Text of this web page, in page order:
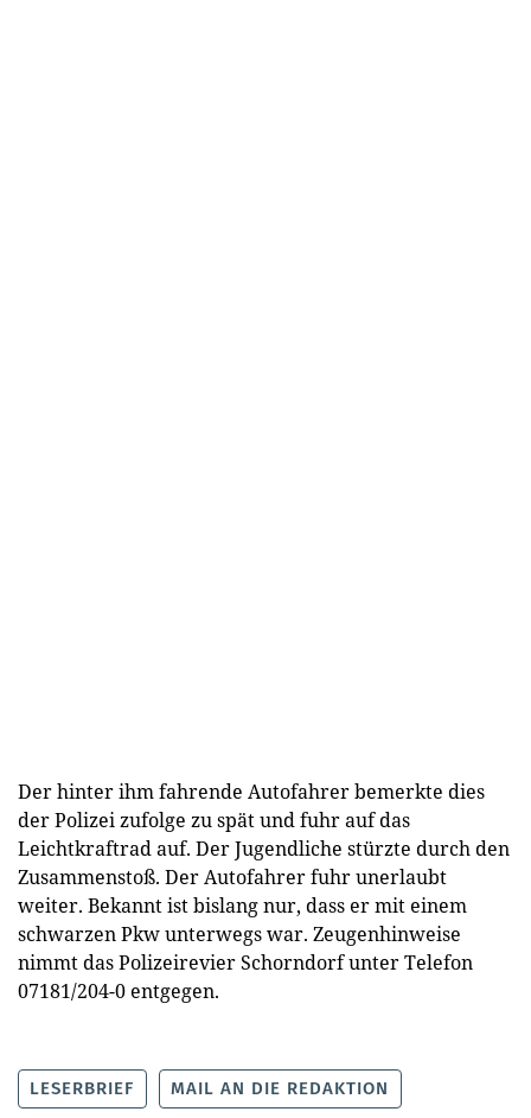
Der hinter ihm fahrende Autofahrer bemerkte dies
der Polizei zufolge zu spät und fuhr auf das
Leichtkraftrad auf. Der Jugendliche stürzte durch den
Zusammenstoß. Der Autofahrer fuhr unerlaubt
weiter. Bekannt ist bislang nur, dass er mit einem
schwarzen Pkw unterwegs war. Zeugenhinweise
nimmt das Polizeirevier Schorndorf unter Telefon
07181/204-0 entgegen.
LESERBRIEF MAIL AN DIE REDAKTION